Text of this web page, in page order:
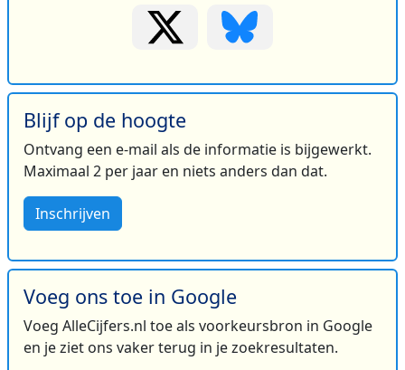
Blijf op de hoogte
Ontvang een e-mail als de informatie is bijgewerkt.
Maximaal 2 per jaar en niets anders dan dat.
Inschrijven
Voeg ons toe in Google
Voeg AlleCijfers.nl toe als voorkeursbron in Google
en je ziet ons vaker terug in je zoekresultaten.